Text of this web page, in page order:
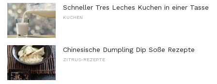
Schneller Tres Leches Kuchen in einer Tasse
KUCHEN
Chinesische Dumpling Dip Soße Rezepte
ZITRUS-REZEPTE